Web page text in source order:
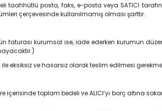
taahhütlü posta, faks, e-posta veya SATICI
çerçevesinde kullanılmamış olması şarttır.
faturası kurumsal ise, iade ederken kurumun
eksiksiz ve hasarsız olarak teslim edilmesi
toplam bedeli ve ALICI’yı borç altına